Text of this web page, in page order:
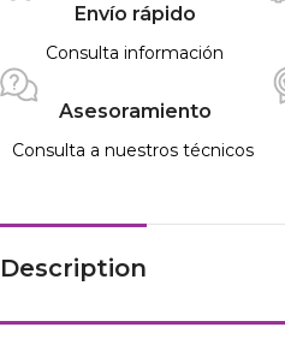
Envío rápido
Consulta información
Asesoramiento
Consulta a nuestros técnicos
Description